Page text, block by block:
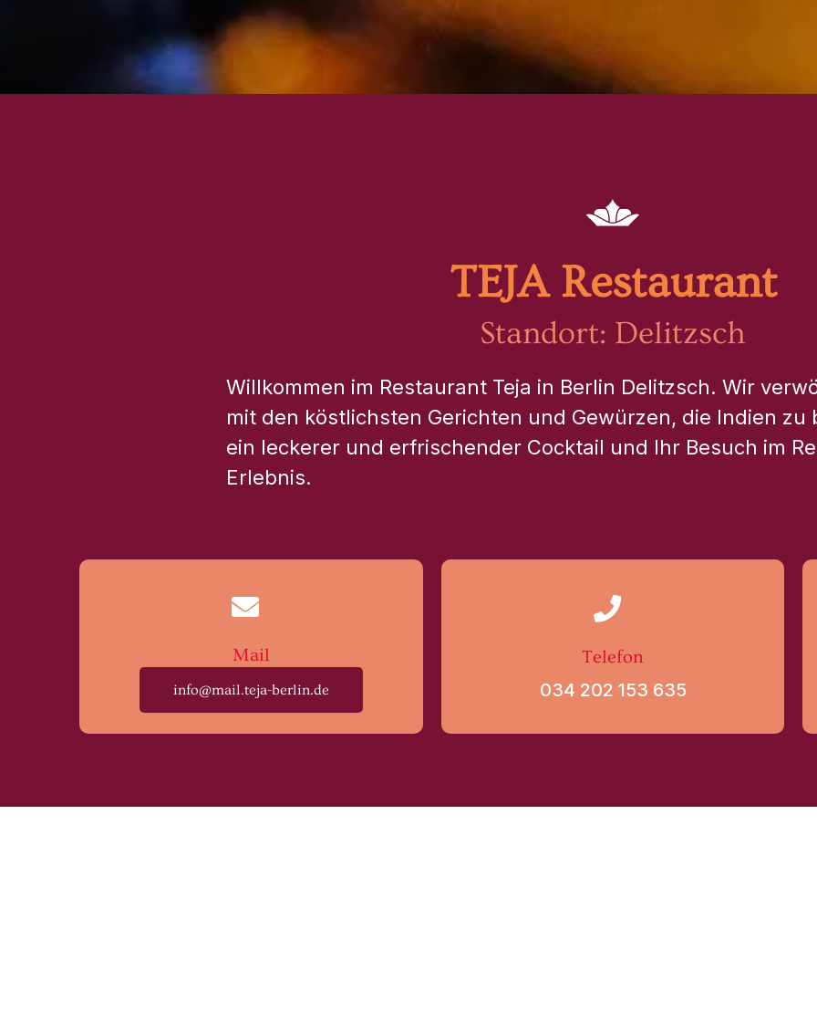
TEJA Restaurant
Standort: Delitzsch
Willkommen im Restaurant Teja in Berlin Delitzsch. Wir
mit den köstlichsten Gerichten und Gewürzen, die Indien zu
ein leckerer und erfrischender Cocktail und Ihr Besuch im
Erlebnis.
Mail
info@mail.teja-berlin.de
Telefon
034 202 153 635